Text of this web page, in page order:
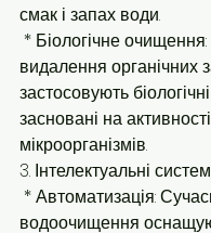
смак і запах води.
видалення органічних
застосовують
засновані на активності
мікроорганізмів.
3. Інтелектуальні
водоочищення